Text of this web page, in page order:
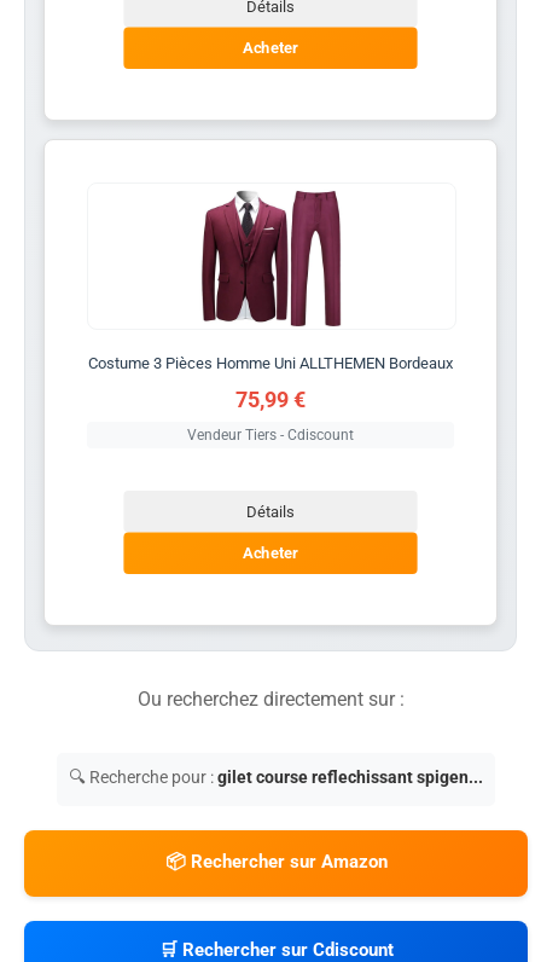
Détails
Acheter
Costume 3 Pièces Homme Uni ALLTHEMEN Bordeaux
75,99 €
Vendeur Tiers - Cdiscount
Détails
Acheter
Ou recherchez directement sur :
🔍 Recherche pour :gilet course reflechissant spigen...
📦 Rechercher sur Amazon
🛒 Rechercher sur Cdiscount